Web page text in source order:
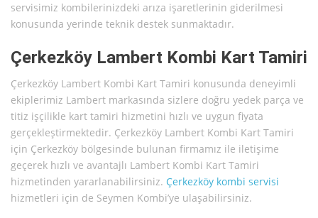
servisimiz kombilerinizdeki arıza işaretlerinin giderilmesi
konusunda yerinde teknik destek sunmaktadır.
Çerkezköy Lambert Kombi Kart Tamiri
Çerkezköy Lambert Kombi Kart Tamiri konusunda deneyimli
ekiplerimiz Lambert markasında sizlere doğru yedek parça ve
titiz işçilikle kart tamiri hizmetini hızlı ve uygun fiyata
gerçekleştirmektedir. Çerkezköy Lambert Kombi Kart Tamiri
için Çerkezköy bölgesinde bulunan firmamız ile iletişime
geçerek hızlı ve avantajlı Lambert Kombi Kart Tamiri
hizmetinden yararlanabilirsiniz. Çerkezköy kombi servisi
hizmetleri için de Seymen Kombi’ye ulaşabilirsiniz.